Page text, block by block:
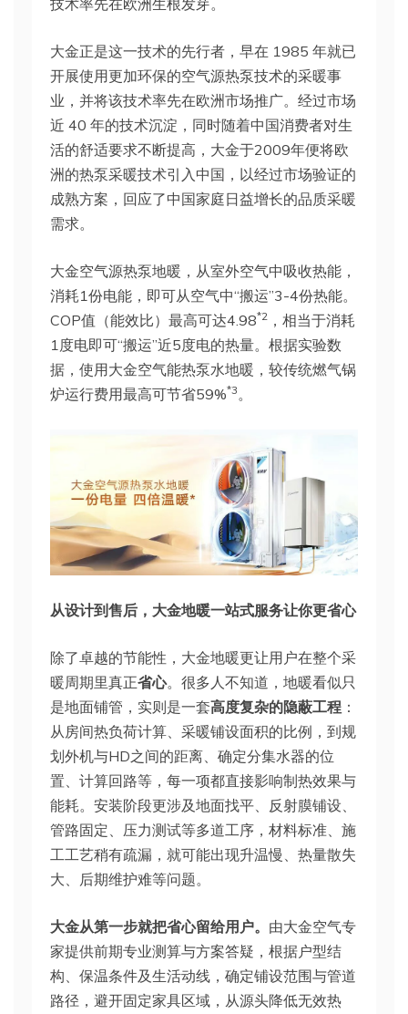
技术率先在欧洲生根发芽。
大金正是这一技术的先行者，早在 1985 年就已
开展使用更加环保的空气源热泵技术的采暖事
业，并将该技术率先在欧洲市场推广。经过市场
近 40 年的技术沉淀，同时随着中国消费者对生
活的舒适要求不断提高，大金于2009年便将欧
洲的热泵采暖技术引入中国，以经过市场验证的
成熟方案，回应了中国家庭日益增长的品质采暖
需求。
大金空气源热泵地暖，从室外空气中吸收热能，
消耗1份电能，即可从空气中“搬运”3-4份热能。
COP值（能效比）最高可达4.98*2 ，相当于消耗
1度电即可“搬运”近5度电的热量。根据实验数
据，使用大金空气能热泵水地暖，较传统燃气锅
炉运行费用最高可节省59%*3。
从设计到售后，大金地暖一站式服务让你更省心
除了卓越的节能性，大金地暖更让用户在整个采
暖周期里真正省心。很多人不知道，地暖看似只
是地面铺管，实则是一套高度复杂的隐蔽工程 ：
从房间热负荷计算、采暖铺设面积的比例，到规
划外机与HD之间的距离、确定分集水器的位
置、计算回路等，每一项都直接影响制热效果与
能耗。安装阶段更涉及地面找平、反射膜铺设、
管路固定、压力测试等多道工序，材料标准、施
工工艺稍有疏漏，就可能出现升温慢、热量散失
大、后期维护难等问题。
大金从第一步就把省心留给用户。 由大金空气专
家提供前期专业测算与方案答疑，根据户型结
构、保温条件及生活动线，确定铺设范围与管道
路径，避开固定家具区域，从源头降低无效热